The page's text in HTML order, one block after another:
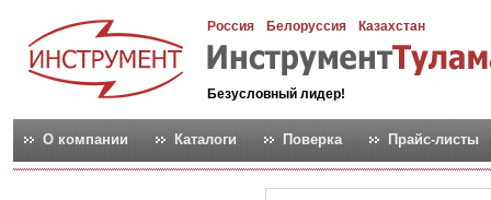
Россия Белоруссия Казахстан
Безусловный лидер!
О компании Каталоги Поверка Прайс-листы